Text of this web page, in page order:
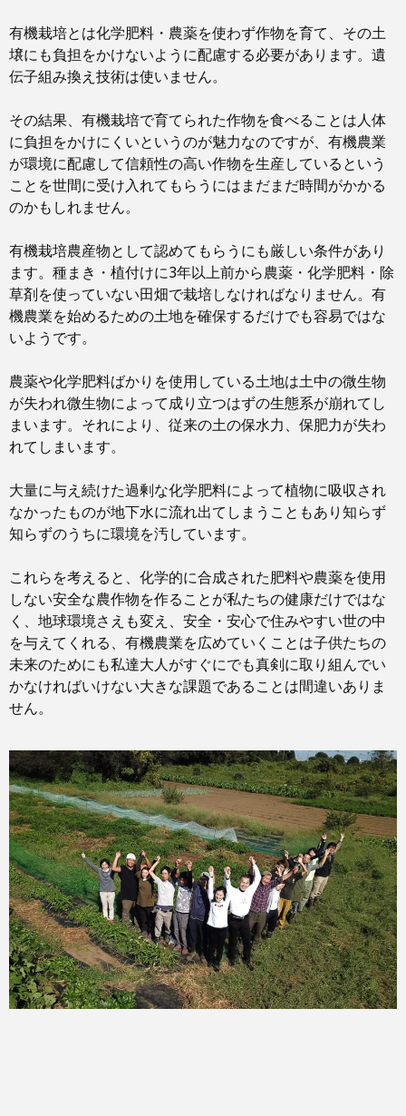
有機栽培とは化学肥料・農薬を使わず作物を育て、その土
壌にも負担をかけないように配慮する必要があります。遺
伝子組み換え技術は使いません。
その結果、有機栽培で育てられた作物を食べることは人体
に負担をかけにくいというのが魅力なのですが、有機農業
が環境に配慮して信頼性の高い作物を生産しているという
ことを世間に受け入れてもらうにはまだまだ時間がかかる
のかもしれません。
有機栽培農産物として認めてもらうにも厳しい条件があり
ます。種まき・植付けに3年以上前から農薬・化学肥料・除
草剤を使っていない田畑で栽培しなければなりません。有
機農業を始めるための土地を確保するだけでも容易ではな
いようです。
農薬や化学肥料ばかりを使用している土地は土中の微生物
が失われ微生物によって成り立つはずの生態系が崩れてし
まいます。それにより、従来の土の保水力、保肥力が失わ
れてしまいます。
大量に与え続けた過剰な化学肥料によって植物に吸収され
なかったものが地下水に流れ出てしまうこともあり知らず
知らずのうちに環境を汚しています。
これらを考えると、化学的に合成された肥料や農薬を使用
しない安全な農作物を作ることが私たちの健康だけではな
く、地球環境さえも変え、安全・安心で住みやすい世の中
を与えてくれる、有機農業を広めていくことは子供たちの
未来のためにも私達大人がすぐにでも真剣に取り組んでい
かなければいけない大きな課題であることは間違いありま
せん。